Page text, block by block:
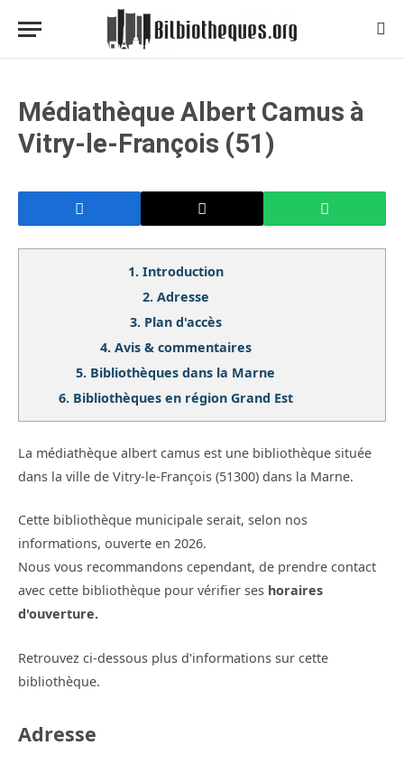
Médiathèque Albert Camus à
Vitry-le-François (51)
1. Introduction
2. Adresse
3. Plan d'accès
4. Avis & commentaires
5. Bibliothèques dans la Marne
6. Bibliothèques en région Grand Est
La médiathèque albert camus est une bibliothèque située
dans la ville de Vitry-le-François (51300) dans la Marne.
Cette bibliothèque municipale serait, selon nos
informations, ouverte en 2026.
Nous vous recommandons cependant, de prendre contact
avec cette bibliothèque pour vérifier ses horaires
d'ouverture.
Retrouvez ci-dessous plus d'informations sur cette
bibliothèque.
Adresse